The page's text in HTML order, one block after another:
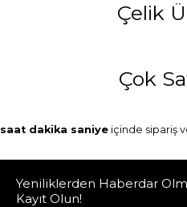
Çelik
Çok
saat dakika saniye içinde sipariş
Yeniliklerden Haberdar
Kayıt Olun!